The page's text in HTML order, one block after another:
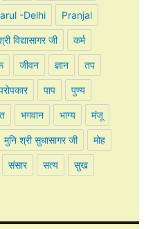
-Delhi Pranjal
विद्यासागर जी कर्म
जीवन ज्ञान तप
पाप पुण्य
भगवान भाग्य मंजू
मुनि श्री सुधासागर जी मोह
संसार सत्य सुख